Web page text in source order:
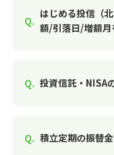
はじめる投信（
額/引落日/増額月
投資信託・NISA
積立定期の振替